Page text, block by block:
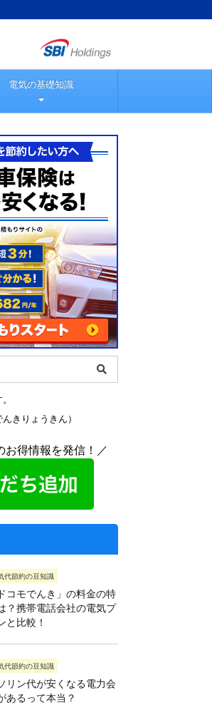
電気の基礎知識
きりょうきん）
お得情報を発信！／
代節約の豆知識
コモでんき」の料金の特
？携帯電話会社の電気プ
と比較！
代節約の豆知識
リン代が安くなる電力会
あるって本当？